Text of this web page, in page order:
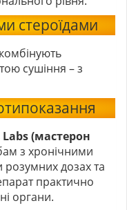
стероїдами
сушіння – з
Labs (мастерон
з хронічними
дозах та
практично
органи.